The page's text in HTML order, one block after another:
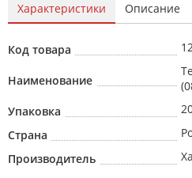
Характеристики Описание
Код товара
Наименование
Упаковка
Страна
Производитель